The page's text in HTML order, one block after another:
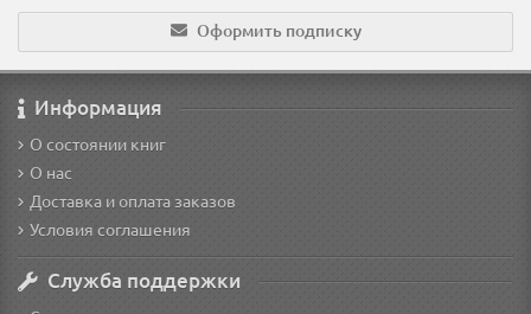
Оформить подписку
Информация
О состоянии книг
О нас
Доставка и оплата заказов
Условия соглашения
Служба поддержки